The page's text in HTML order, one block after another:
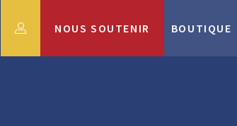
NOUS SOUTENIR BOUTIQUE